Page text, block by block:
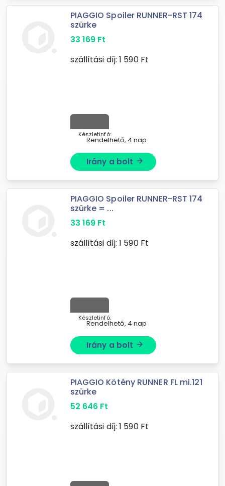
PIAGGIO Spoiler RUNNER-RST 174
szürke
33 169 Ft
szállítási díj: 1 590Ft
Készletinfó:
Rendelhető, 4 nap
Irány a bolt arrow_forward
PIAGGIO Spoiler RUNNER-RST 174
szürke = ...
33 169 Ft
szállítási díj: 1 590Ft
Készletinfó:
Rendelhető, 4 nap
Irány a bolt arrow_forward
PIAGGIO Kötény RUNNER FL mi.121
szürke
52 646 Ft
szállítási díj: 1 590Ft